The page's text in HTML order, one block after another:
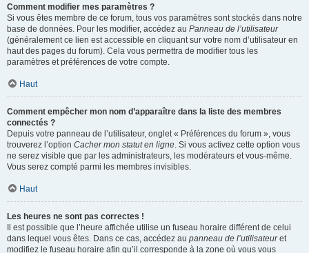
Comment modifier mes paramètres ?
Si vous êtes membre de ce forum, tous vos paramètres sont stockés dans notre
base de données. Pour les modifier, accédez au Panneau de l’utilisateur
(généralement ce lien est accessible en cliquant sur votre nom d’utilisateur en
haut des pages du forum). Cela vous permettra de modifier tous les
paramètres et préférences de votre compte.
Haut
Comment empêcher mon nom d’apparaître dans la liste des membres
connectés ?
Depuis votre panneau de l’utilisateur, onglet « Préférences du forum », vous
trouverez l’option Cacher mon statut en ligne. Si vous activez cette option vous
ne serez visible que par les administrateurs, les modérateurs et vous-même.
Vous serez compté parmi les membres invisibles.
Haut
Les heures ne sont pas correctes !
Il est possible que l’heure affichée utilise un fuseau horaire différent de celui
dans lequel vous êtes. Dans ce cas, accédez au panneau de l’utilisateuret
modifiez le fuseau horaire afin qu’il corresponde à la zone où vous vous